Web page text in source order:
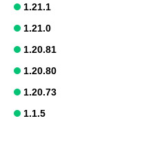
1.21.1
1.21.0
1.20.81
1.20.80
1.20.73
1.1.5